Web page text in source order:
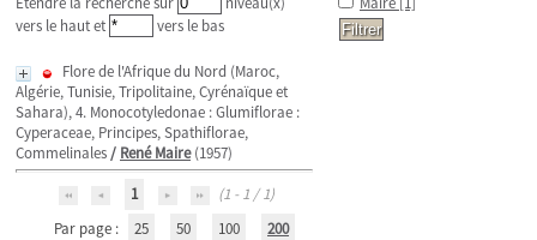
vers le haut et
vers le bas
Flore de l'Afrique du Nord (Maroc,
Algérie, Tunisie, Tripolitaine, Cyrénaïque et
Sahara), 4. Monocotyledonae : Glumiflorae :
Cyperaceae, Principes, Spathiflorae,
Commelinales/ René Maire(1957)
1
(1 - 1 / 1)
Par page :
25 50 100 200